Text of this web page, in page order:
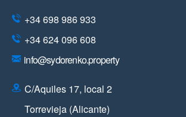
+34 698 986 933
+34 624 096 608
info@sydorenko.property
C/Aquiles 17, local 2
Torrevieja (Alicante)